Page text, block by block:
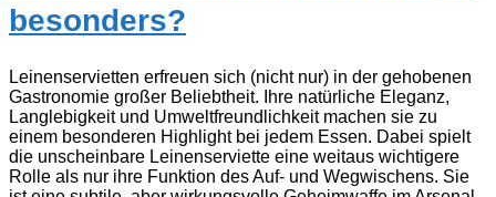
besonders?
Leinenservietten erfreuen sich (nicht nur) in der gehobenen
Gastronomie großer Beliebtheit. Ihre natürliche Eleganz,
Langlebigkeit und Umweltfreundlichkeit machen sie zu
einem besonderen Highlight bei jedem Essen. Dabei spielt
die unscheinbare Leinenserviette eine weitaus wichtigere
Rolle als nur ihre Funktion des Auf- und Wegwischens. Sie